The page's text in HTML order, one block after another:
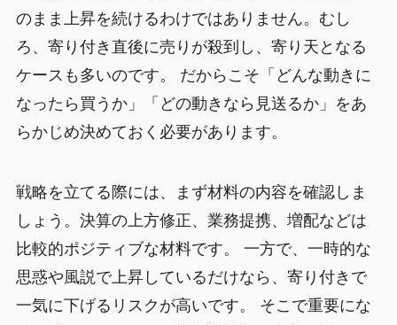
のまま上昇を続けるわけではありません。むし
ろ、寄り付き直後に売りが殺到し、寄り天となる
ケースも多いのです。 だからこそ「どんな動きに
なったら買うか」「どの動きなら見送るか」をあ
らかじめ決めておく必要があります。
戦略を立てる際には、まず材料の内容を確認しま
しょう。決算の上方修正、業務提携、増配などは
比較的ポジティブな材料です。 一方で、一時的な
思惑や風説で上昇しているだけなら、寄り付きで
一気に下げるリスクが高いです。 そこで重要にな